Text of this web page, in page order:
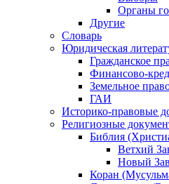
Органы
Другие
Словарь
Юридическая
Гражданское
Финансово-
Земельное
ГАИ
Историко-правовые
Религиозные
Библия
Ветхий
Новый
Коран